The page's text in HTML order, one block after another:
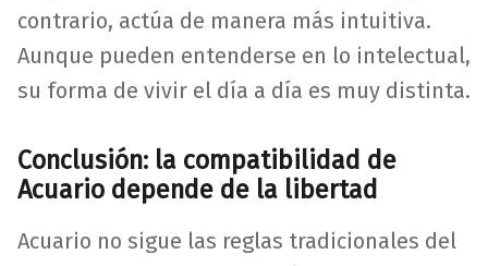
contrario, actúa de manera más intuitiva.
Aunque pueden entenderse en lo intelectual,
su forma de vivir el día a día es muy distinta.
Conclusión: la compatibilidad de
Acuario depende de la libertad
Acuario no sigue las reglas tradicionales del